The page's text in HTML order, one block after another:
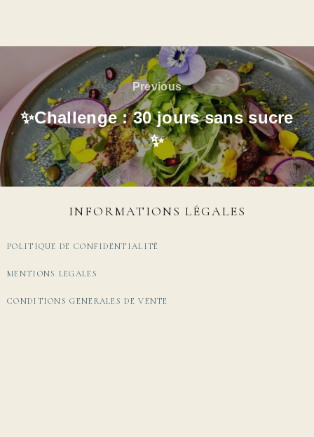
Previous
✨Challenge : 30 jours sans sucre
✨
INFORMATIONS LÉGALES
POLITIQUE DE CONFIDENTIALITÉ
MENTIONS LEGALES
CONDITIONS GENERALES DE VENTE